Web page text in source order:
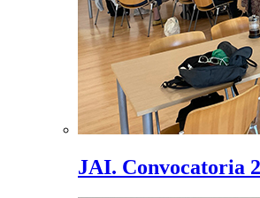
JAI. Convocatoria